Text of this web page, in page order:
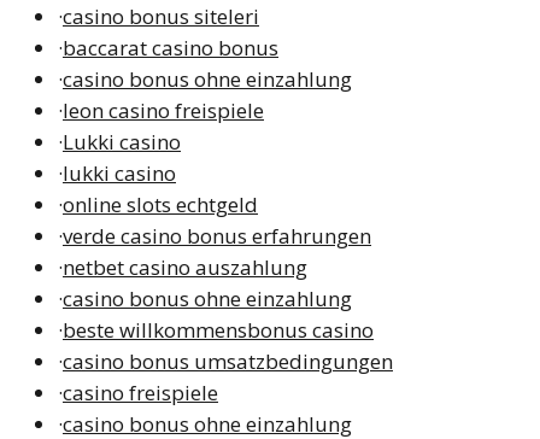
·casino bonus siteleri
·baccarat casino bonus
·casino bonus ohne einzahlung
·leon casino freispiele
·Lukki casino
·lukki casino
·online slots echtgeld
·verde casino bonus erfahrungen
·netbet casino auszahlung
·casino bonus ohne einzahlung
·beste willkommensbonus casino
·casino bonus umsatzbedingungen
·casino freispiele
·casino bonus ohne einzahlung